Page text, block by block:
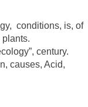
conditions, is, of
century.
causes, Acid,